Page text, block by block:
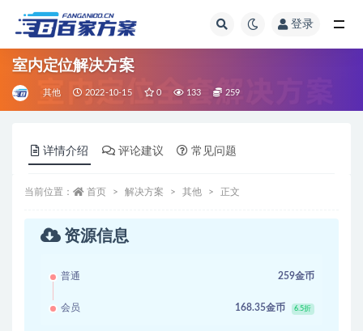
登录
室内定位解决方案
其他 2022-10-15 0 133 259
详情介绍 评论建议 常见问题
当前位置： 首页 解决方案 其他 正文
资源信息
普通 259金币
会员 168.35金币 6.5折